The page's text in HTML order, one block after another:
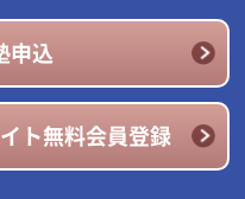
申込
ト無料会員登録